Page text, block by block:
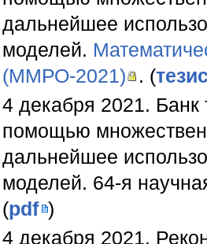
дальнейшее
моделей.
(ММРО-2021)
. (
4 декабря 2021.
помощью
дальнейшее
моделей. 64-я
(pdf )
4 декабря 2021.